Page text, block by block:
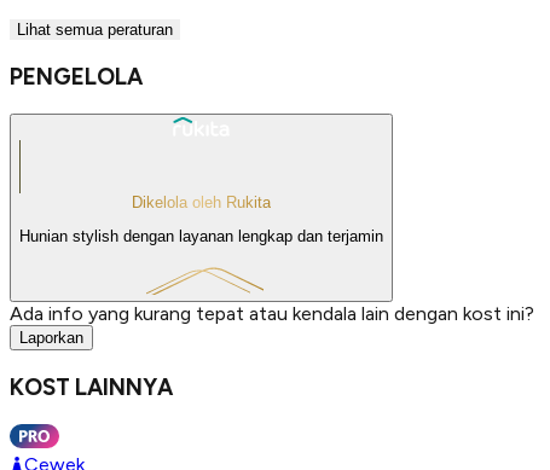
Lihat semua peraturan
PENGELOLA
Dikelola oleh Rukita
Hunian stylish dengan layanan lengkap dan terjamin
Ada info yang kurang tepat atau kendala lain dengan kost ini?
Laporkan
KOST LAINNYA
Cewek